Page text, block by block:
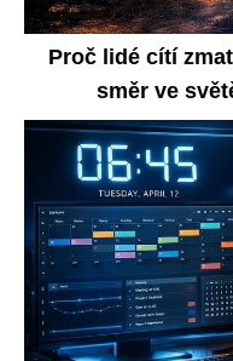
Proč lidé cítí
směr ve